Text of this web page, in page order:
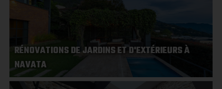
RÉNOVATIONS DE JARDINS ET D'EXTÉRIEURS À
NAVATA